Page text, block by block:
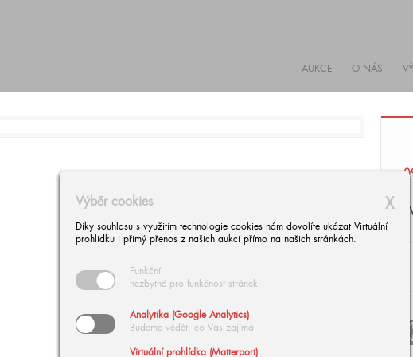
AUKCE O NÁS
X
Výběr cookies
Díky souhlasu s využitím technologie cookies nám dovolíte ukázat Virtuální
prohlídku i přímý přenos z našich aukcí přímo na našich stránkách.
Funkční
nezbytné pro funkčnost stránek
Analytika (Google Analytics)
Budeme vědět, co Vás zajímá
Virtuální prohlídka (Matterport)